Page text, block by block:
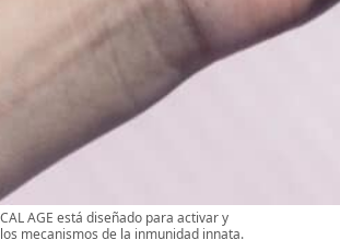
AGE está diseñado para activar y
mecanismos de la inmunidad innata.